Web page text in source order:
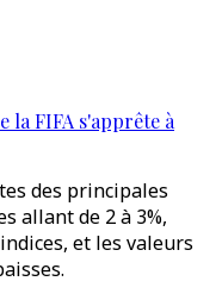
la FIFA s'apprête à
des principales
allant de 2 à 3%,
et les valeurs